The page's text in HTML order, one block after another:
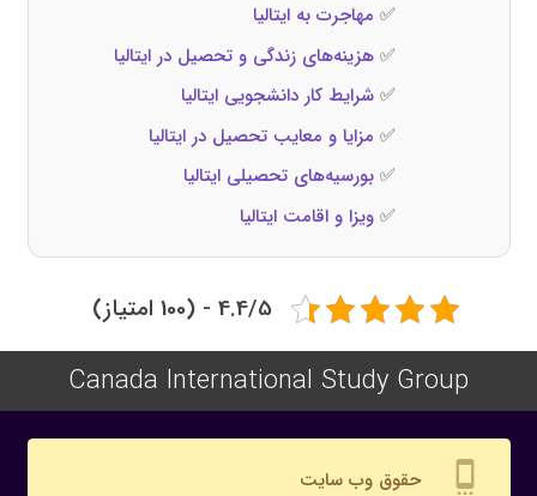
✅ مهاجرت به ایتالیا
✅هزینه‌های زندگی و تحصیل در ایتالیا
✅شرایط کار دانشجویی ایتالیا
✅ مزایا و معایب تحصیل در ایتالیا
✅بورسیه‌های تحصیلی ایتالیا
✅ویزا و اقامت ایتالیا
4.4/5 - (100 امتیاز)
Canada International Study Group
settings_cell حقوق وب سایت